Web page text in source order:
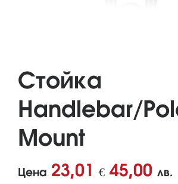
Стойка
Handlebar/
Mount
Цена 23,01 € 45,00 лв.